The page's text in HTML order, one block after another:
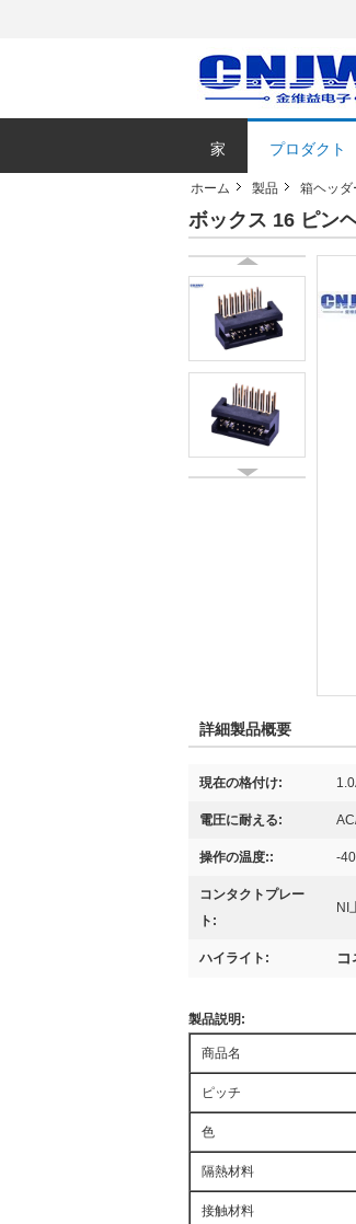
家 プロダクト
ホーム 製品 箱ヘッダ
ボックス 16 ピン
詳細製品概要
現在の格付け:
電圧に耐える:
操作の温度:: -
コンタクトプレー
ト:
NI
ハイライト:
製品説明:
商品名
ピッチ
色
隔熱材料
接触材料